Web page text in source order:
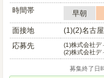
時間帯
早朝
面接地
(1)(2)名古
応募先
(1)株式会社デ
(2)株式会社デ
募集終了日